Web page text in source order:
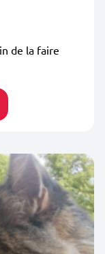
de la faire